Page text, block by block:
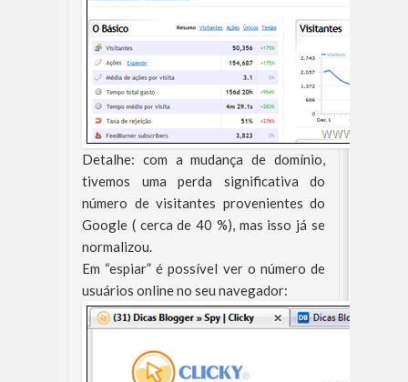
Detalhe: com a mudança de domínio,
tivemos uma perda significativa do
número de visitantes provenientes do
Google ( cerca de 40 %), mas isso já se
normalizou.
Em “espiar” é possível ver o número de
usuários online no seu navegador: